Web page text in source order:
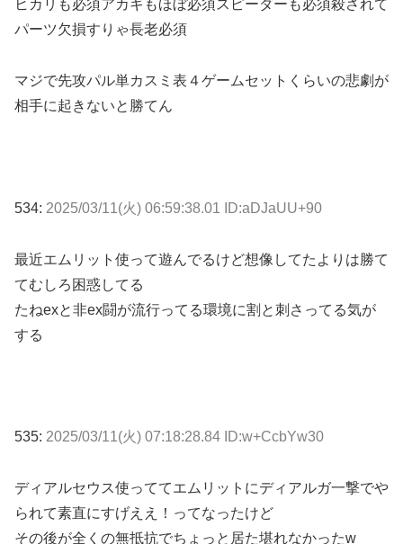
ヒカリも必須アカギもほぼ必須スピーダーも必須殺されて
パーツ欠損すりゃ長老必須
マジで先攻パル単カスミ表４ゲームセットくらいの悲劇が
相手に起きないと勝てん
534: 2025/03/11(火) 06:59:38.01 ID:aDJaUU+90
最近エムリット使って遊んでるけど想像してたよりは勝て
てむしろ困惑してる
たねexと非ex闘が流行ってる環境に割と刺さってる気が
する
535: 2025/03/11(火) 07:18:28.84 ID:w+CcbYw30
ディアルセウス使っててエムリットにディアルガ一撃でや
られて素直にすげええ！ってなったけど
その後が全くの無抵抗でちょっと居た堪れなかったw